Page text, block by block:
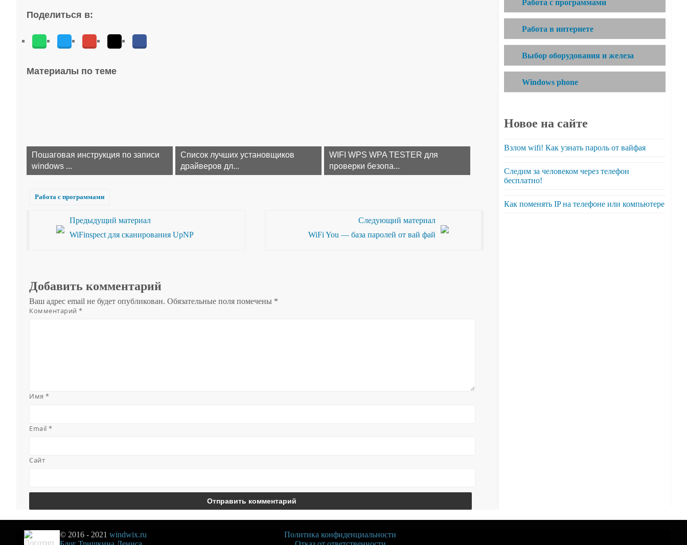
Поделиться в:
Материалы по теме
Пошаговая инструкция по записи
windows ...
Список лучших установщиков
драйверов дл...
WIFI WPS WPA TESTER для
проверки безопа...
Работа с программами
Предыдущий материал
WiFinspect для сканирования UpNP
Следующий материал
WiFi You — база паролей от вай фай
Добавить комментарий
Ваш адрес email не будет опубликован. Обязательные поля помечены *
Комментарий*
Имя*
Email*
Сайт
Работа с программами
Работа в интернете
Выбор оборудования и железа
Windows phone
Новое на сайте
Взлом wifi! Как узнать пароль от вайфая
Следим за человеком через телефон
бесплатно!
Как поменять IP на телефоне или компьютере
© 2016 - 2021 windwix.ru
Политика конфиденциальности